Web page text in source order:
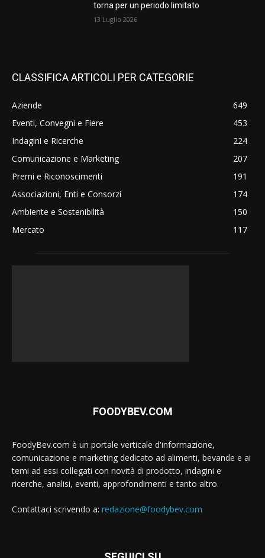
torna per un periodo limitato
13 Luglio 2026
CLASSIFICA ARTICOLI PER CATEGORIE
Aziende
649
Eventi, Convegni e Fiere
453
Indagini e Ricerche
224
Comunicazione e Marketing
207
Premi e Riconoscimenti
191
Associazioni, Enti e Consorzi
174
Ambiente e Sostenibilità
150
Mercato
117
FOODYBEV.COM
FoodyBev.com è un portale verticale d'informazione,
comunicazione e marketing dedicato ad alimenti, bevande e ai
temi ad essi collegati con novità di prodotto, indagini e
ricerche, analisi, eventi, approfondimenti e tanto altro.
Contattaci scrivendo a: redazione@foodybev.com